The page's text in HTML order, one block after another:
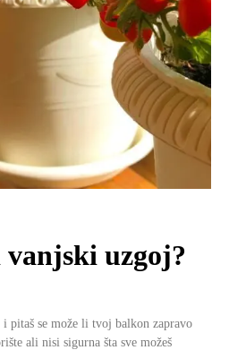
uzgoj?
pitaš se može li tvoj balkon zapravo
ali nisi sigurna šta sve možeš